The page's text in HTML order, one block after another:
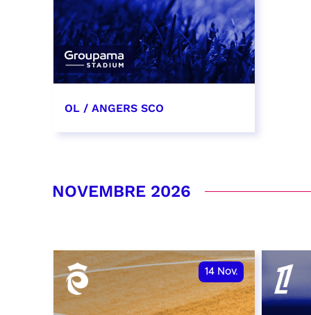
OL / ANGERS SCO
RÉSERVER
NOVEMBRE 2026
14 Nov.